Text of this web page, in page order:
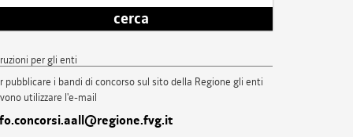
cerca
per gli enti
pubblicare i bandi di concorso sul sito della Regione gli enti
utilizzare l'e-mail